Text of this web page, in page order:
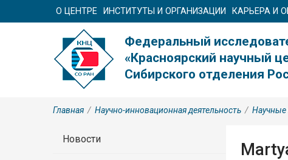
О ЦЕНТРЕ ИНСТИТУТЫ И ОРГАНИЗАЦИИ КАРЬЕРА И
Федеральный
«Красноярский научный
Сибирского отделения
Главная / Научно-инновационная деятельность / Научные
Новости